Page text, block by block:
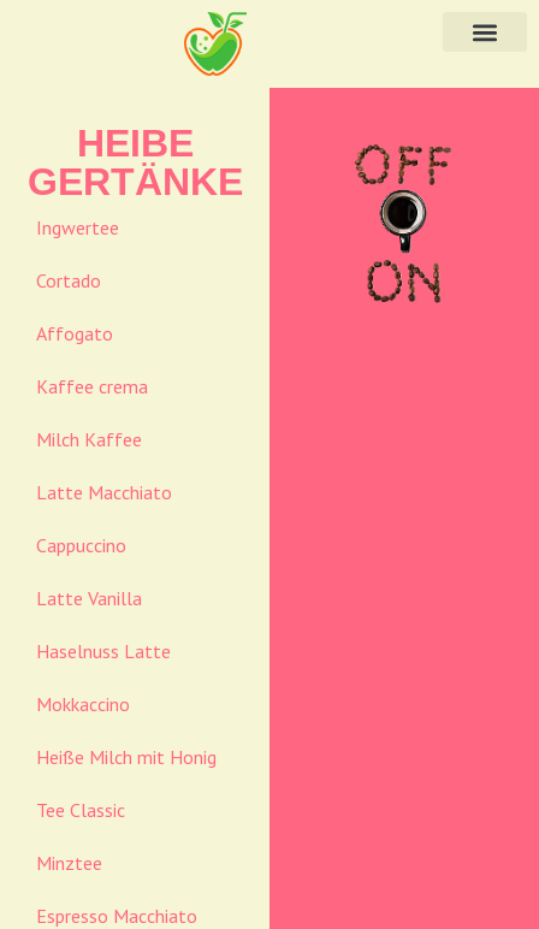
HEIBE
GERTÄNKE
Ingwertee
Cortado
Affogato
Kaffee crema
Milch Kaffee
Latte Macchiato
Cappuccino
Latte Vanilla
Haselnuss Latte
Mokkaccino
Heiße Milch mit Honig
Tee Classic
Minztee
Espresso Macchiato